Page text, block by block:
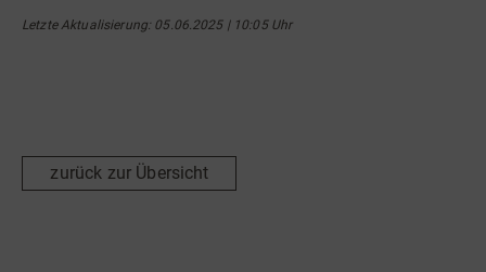
Letzte Aktualisierung: 05.06.2025 | 10:05 Uhr
zurück zur Übersicht